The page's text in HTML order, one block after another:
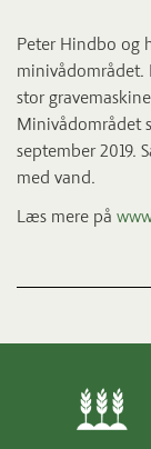
Peter Hindbo og
minivådområdet.
stor
Minivådområdet
september 2019.
med vand.
Læs mere på